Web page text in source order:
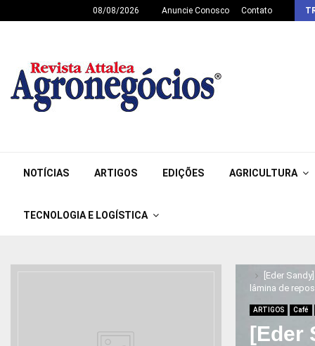
08/08/2026 Anuncie Conosco Contato
NOTÍCIAS ARTIGOS EDIÇÕES AGRICULTURA
TECNOLOGIA E LOGÍSTICA
[Eder
lâmina de
ARTIGOS Café
[Eder